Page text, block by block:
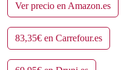
Ver precio en Amazon.es
83,35€ en Carrefour.es